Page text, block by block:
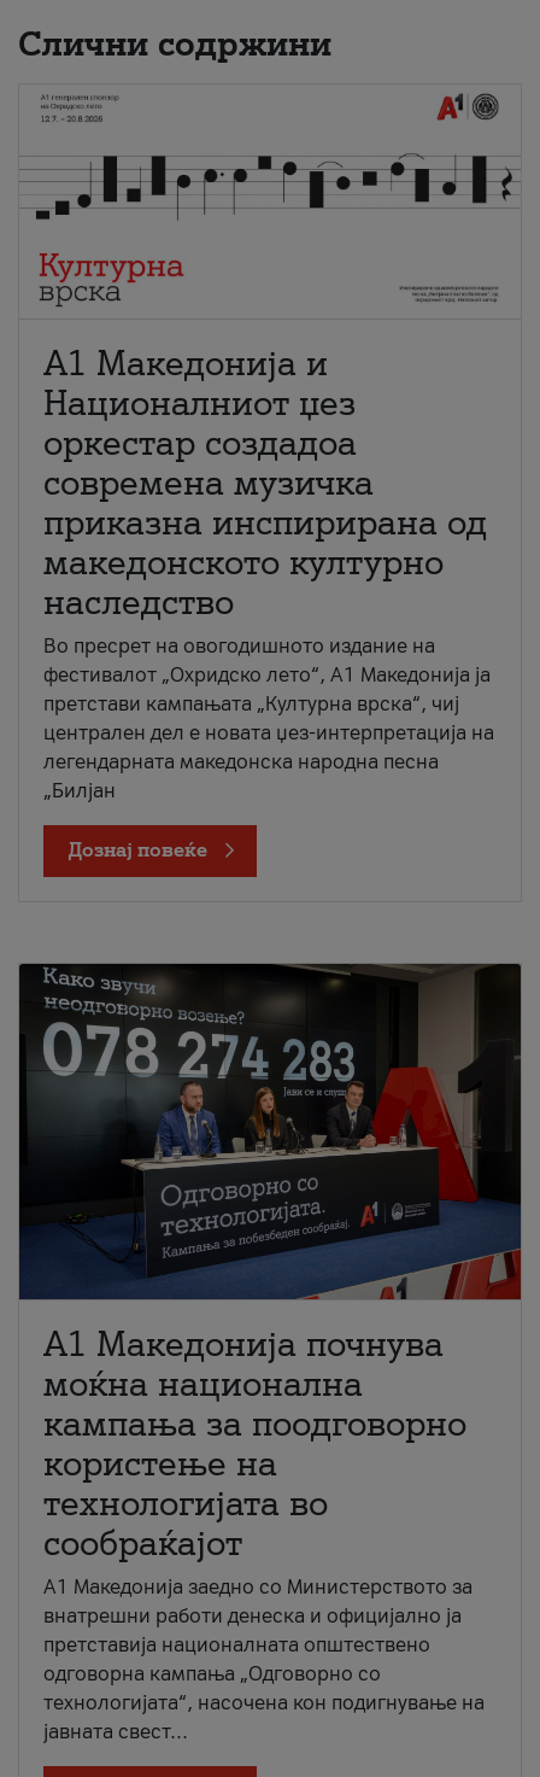
Слични содржини
А1 Македонија и
Националниот џез
оркестар создадоа
современа музичка
приказна инспирирана од
македонското културно
наследство
Во пресрет на овогодишното издание на
фестивалот „Охридско лето“, А1 Македонија ја
претстави кампањата „Културна врска“, чиј
централен дел е новата џез-интерпретација на
легендарната македонска народна песна
„Билјан
Дознај повеќе
A1 Македонија почнува
моќна национална
кампања за поодговорно
користење на
технологијата во
сообраќајот
A1 Македонија заедно со Министерството за
внатрешни работи денеска и официјално ја
претставија националната општествено
одговорна кампања „Одговорно со
технологијата“, насочена кон подигнување на
јавната свест...